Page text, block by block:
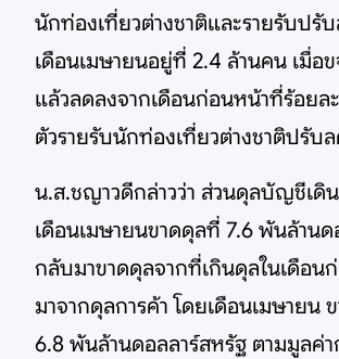
นักท่องเที่ยวต่างชาติและรายรับปรั
เดือนเมษายนอยู่ที่ 2.4 ล้านคน เมื่อ
แล้วลดลงจากเดือนก่อนหน้าที่ร้อยล
ตัวรายรับนักท่องเที่ยวต่างชาติปรับ
น.ส.ชญาวดีกล่าวว่า ส่วนดุลบัญชีเดิ
เดือนเมษายนขาดดุลที่ 7.6 พันล้านด
กลับมาขาดดุลจากที่เกินดุลในเดือน
มาจากดุลการค้า โดยเดือนเมษายน
6.8 พันล้านดอลลาร์สหรัฐ ตามมูลค่า